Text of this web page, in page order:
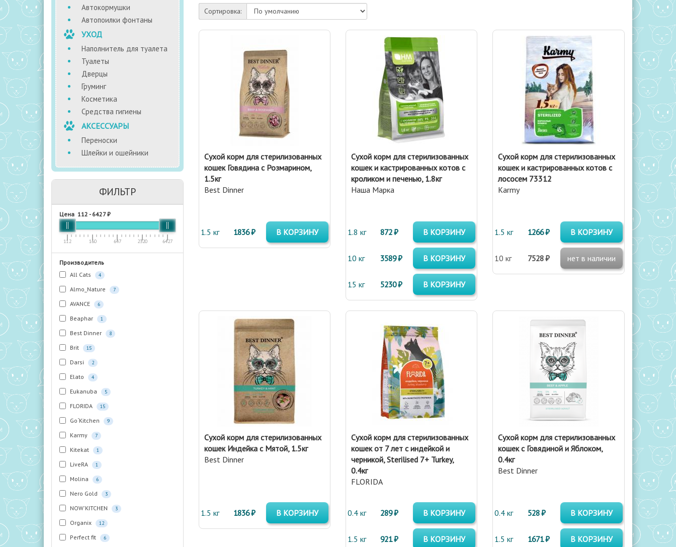
Автокормушки
Автопоилки фонтаны
УХОД
Наполнитель для туалета
Туалеты
Дверцы
Груминг
Косметика
Средства гигиены
АКСЕССУАРЫ
Переноски
Шлейки и ошейники
ФИЛЬТР
Цена 112 - 6427₽
112 160 647 2320 6427
Производитель
All Cats
4
Almo_Nature 7
AVANCE 6
Beaphar 1
Best Dinner 8
Brit 15
Darsi 2
Elato 4
Eukanuba 5
FLORIDA 15
Go`Kitchen 9
Karmy 7
Kitekat 1
LiveRA 1
Molina 6
Nero Gold 3
NOW'KITCHEN 3
Organix 12
Perfect fit 6
Сортировка:
Сухой корм для стерилизованных
кошек Говядина с Розмарином,
1.5кг
Best Dinner
1.5 кг 1836 ₽ В КОРЗИНУ
Сухой корм для стерилизованных
кошек и кастрированных котов с
кроликом и печенью, 1.8кг
Наша Марка
1.8 кг 872 ₽ В КОРЗИНУ
10 кг 3589 ₽ В КОРЗИНУ
15 кг 5230 ₽ В КОРЗИНУ
Сухой корм для стерилизованных
кошек и кастрированных котов с
лососем 73312
Karmy
1.5 кг 1266 ₽ В КОРЗИНУ
10 кг 7528 ₽ нет в наличии
Сухой корм для стерилизованных
кошек Индейка с Мятой, 1.5кг
Best Dinner
1.5 кг 1836 ₽ В КОРЗИНУ
Сухой корм для стерилизованных
кошек от 7 лет с индейкой и
черникой, Sterilised 7+ Turkey,
0.4кг
FLORIDA
0.4 кг 289 ₽ В КОРЗИНУ
1.5 кг 921 ₽ В КОРЗИНУ
Сухой корм для стерилизованных
кошек с Говядиной и Яблоком,
0.4кг
Best Dinner
0.4 кг 528 ₽ В КОРЗИНУ
1.5 кг 1671 ₽ В КОРЗИНУ